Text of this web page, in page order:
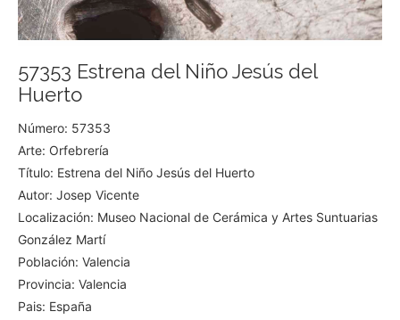
57353 Estrena del Niño Jesús del
Huerto
Número: 57353
Arte: Orfebrería
Título: Estrena del Niño Jesús del Huerto
Autor: Josep Vicente
Localización: Museo Nacional de Cerámica y Artes Suntuarias
González Martí
Población: Valencia
Provincia: Valencia
Pais: España